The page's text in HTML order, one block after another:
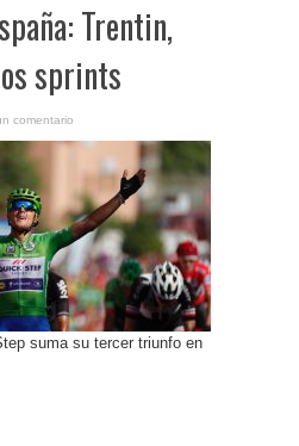
Trentin,
sprints
comentario
suma su tercer triunfo en